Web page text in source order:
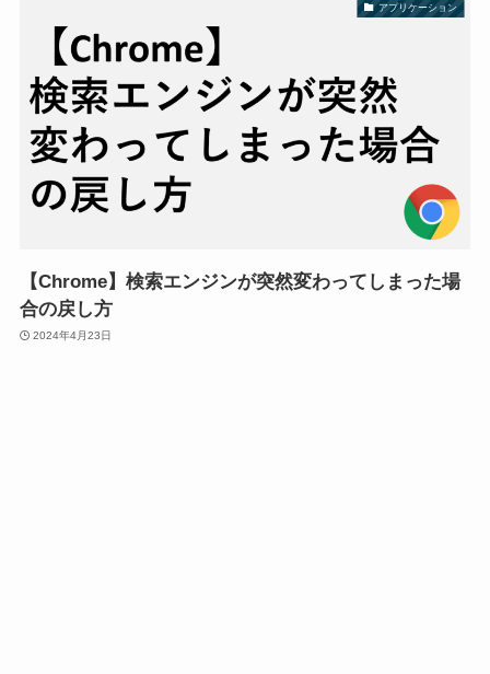
アプリケーション
【Chrome】検索エンジンが突然変わってしまった場
合の戻し方
2024年4月23日